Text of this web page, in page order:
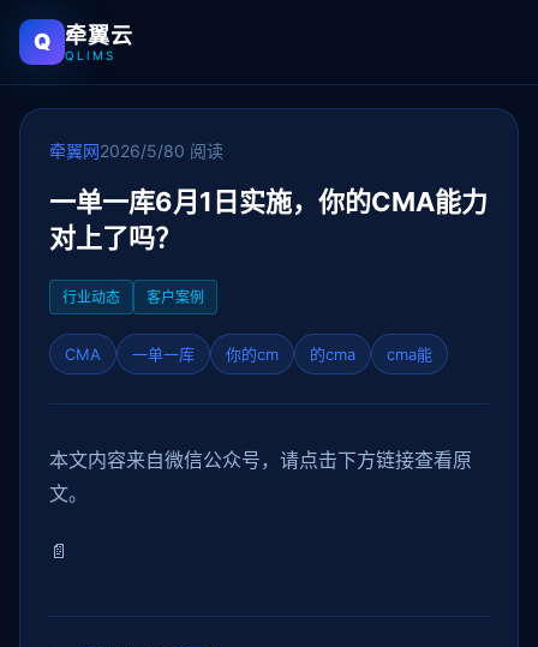
Q 牵翼云
QLIMS
牵翼网2026/5/80 阅读
一单一库6月1日实施，你的CMA能力
对上了吗？
行业动态 客户案例
CMA 一单一库 你的cm 的cma cma能
本文内容来自微信公众号，请点击下方链接查看原
文。
📄